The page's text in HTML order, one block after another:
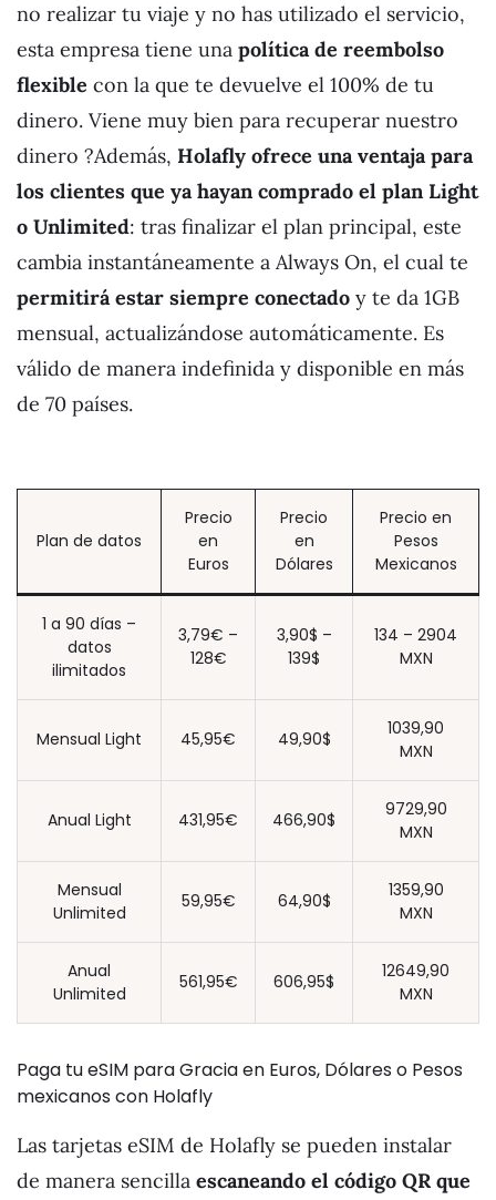
no realizar tu viaje y no has utilizado el servicio,
esta empresa tiene una política de reembolso
flexible con la que te devuelve el 100% de tu
dinero. Viene muy bien para recuperar nuestro
dinero ?Además, Holafly ofrece una ventaja para
los clientes que ya hayan comprado el plan Light
o Unlimited: tras finalizar el plan principal, este
cambia instantáneamente a Always On, el cual te
permitirá estar siempre conectado y te da 1GB
mensual, actualizándose automáticamente. Es
válido de manera indefinida y disponible en más
de 70 países.
Plan de datos
Precio
en
Euros
Precio
en
Dólares
Precio en
Pesos
Mexicanos
1 a 90 días –
datos
ilimitados
3,79€ –
128€
3,90$ –
139$
134 – 2904
MXN
Mensual Light 45,95€ 49,90$
1039,90
MXN
Anual Light 431,95€ 466,90$
9729,90
MXN
Mensual
Unlimited
59,95€ 64,90$
1359,90
MXN
Anual
Unlimited
561,95€ 606,95$
12649,90
MXN
Paga tu eSIM para Gracia en Euros, Dólares o Pesos
mexicanos con Holafly
Las tarjetas eSIM de Holafly se pueden instalar
de manera sencilla escaneando el código QR que